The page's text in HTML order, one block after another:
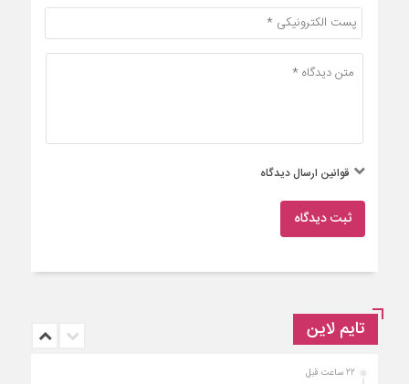
قوانین ارسال دیدگاه
ثبت دیدگاه
تایم لاین
22 ساعت قبل